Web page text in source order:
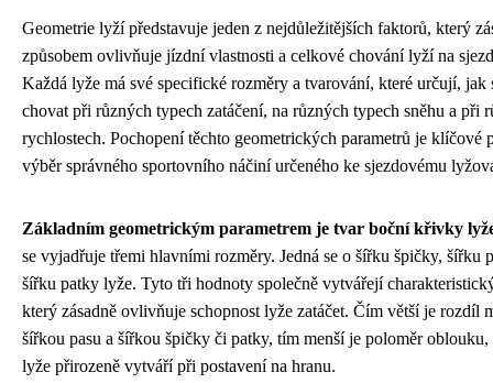
Geometrie lyží představuje jeden z nejdůležitějších faktorů, který
způsobem ovlivňuje jízdní vlastnosti a celkové chování lyží na
Každá lyže má své specifické rozměry a tvarování, které určují, jak
chovat při různých typech zatáčení, na různých typech sněhu a při
rychlostech. Pochopení těchto geometrických parametrů je klíčové
výběr správného sportovního náčiní určeného ke sjezdovému
Základním geometrickým parametrem je tvar boční křivky
se vyjadřuje třemi hlavními rozměry. Jedná se o šířku špičky, šířku
šířku patky lyže. Tyto tři hodnoty společně vytvářejí
který zásadně ovlivňuje schopnost lyže zatáčet. Čím větší je rozdíl
šířkou pasu a šířkou špičky či patky, tím menší je poloměr
lyže přirozeně vytváří při postavení na hranu.